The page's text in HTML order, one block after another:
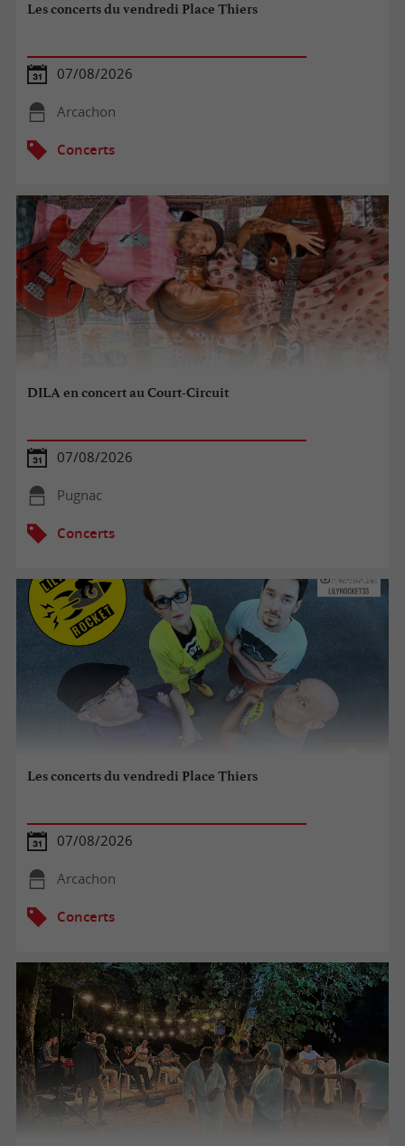
Les concerts du vendredi Place Thiers
07/08/2026
Arcachon
Concerts
DILA en concert au Court-Circuit
07/08/2026
Pugnac
Concerts
Les concerts du vendredi Place Thiers
07/08/2026
Arcachon
Concerts